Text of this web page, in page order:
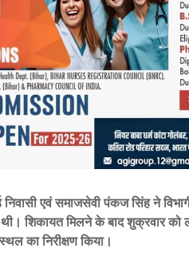
निवासी एवं समाजसेवी पंकज सिंह ने
थी। शिकायत मिलने के बाद शुक्रवार
का निरीक्षण किया।